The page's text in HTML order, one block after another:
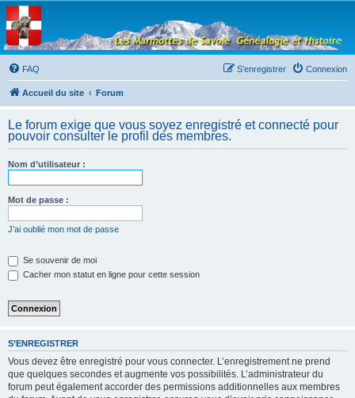
Les Marmottes de
Savoie
Forum d'entraide généalogique
FAQ
Connexion
S’enregistrer
Accueil du site Forum
Le forum exige que vous soyez enregistré et connecté pour
pouvoir consulter le profil des membres.
Nom d’utilisateur :
Mot de passe :
J’ai oublié mon mot de passe
Se souvenir de moi
Cacher mon statut en ligne pour cette session
S’ENREGISTRER
Vous devez être enregistré pour vous connecter. L’enregistrement ne prend
que quelques secondes et augmente vos possibilités. L’administrateur du
forum peut également accorder des permissions additionnelles aux membres